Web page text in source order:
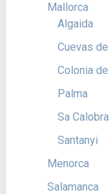
Mallorca
Algaida
Cuevas de
Colonia
Palma
Sa Calobra
Santanyi
Menorca
Salamanca